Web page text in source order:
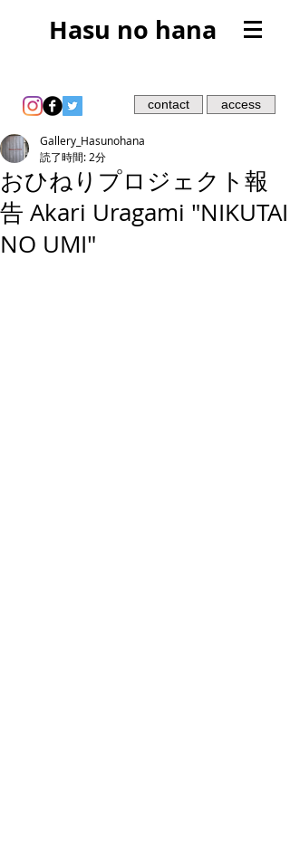
Hasu no hana
contact access
おひねりプロジェクト報
告 Akari Uragami "NIKUTAI
NO UMI"
Gallery_Hasunohana
読了時間: 2分